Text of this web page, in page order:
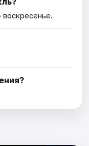
воскресенье.